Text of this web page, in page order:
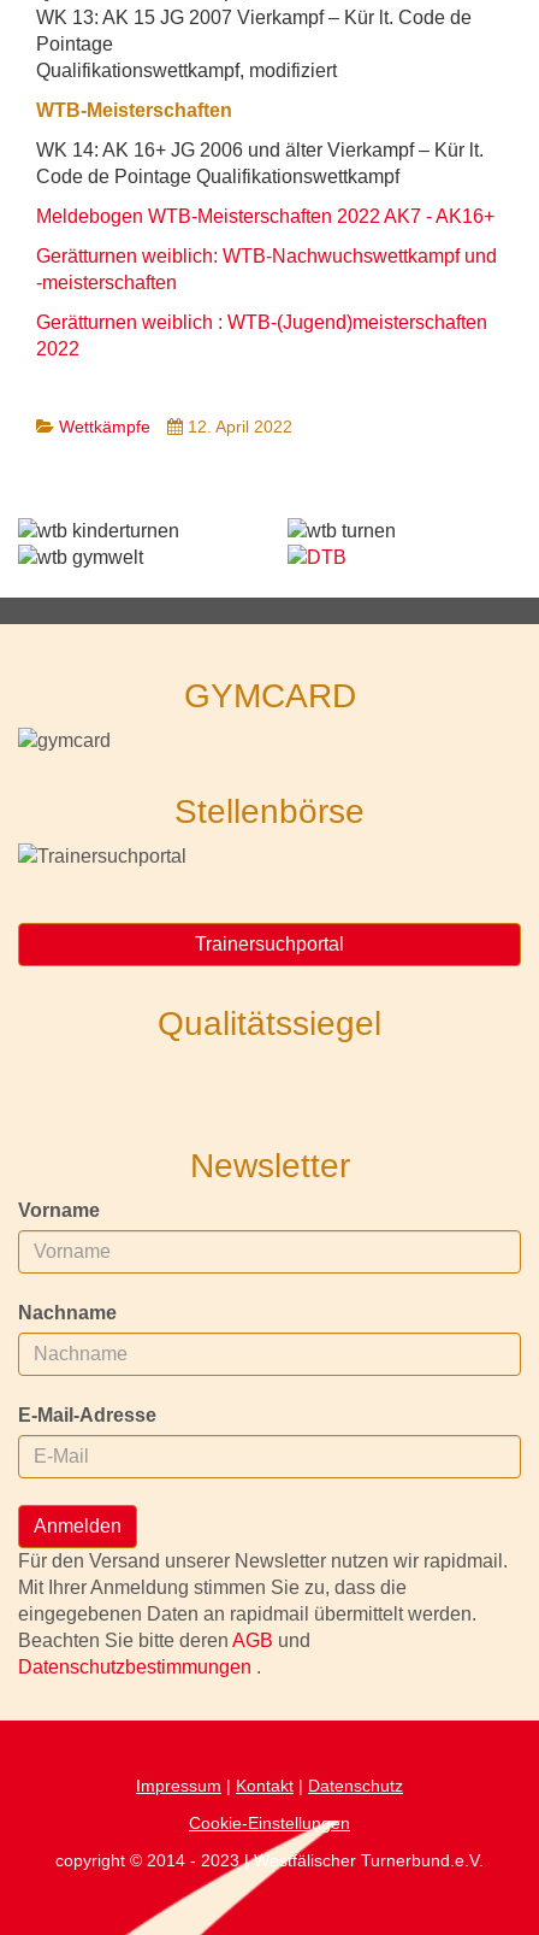
WK 13: AK 15 JG 2007 Vierkampf – Kür lt. Code de
Pointage
Qualifikationswettkampf, modifiziert
WTB-Meisterschaften
WK 14: AK 16+ JG 2006 und älter Vierkampf – Kür lt.
Code de Pointage Qualifikationswettkampf
Meldebogen WTB-Meisterschaften 2022 AK7 - AK16+
Gerätturnen weiblich: WTB-Nachwuchswettkampf und
-meisterschaften
Gerätturnen weiblich : WTB-(Jugend)meisterschaften
2022
Wettkämpfe 12. April 2022
GYMCARD
Stellenbörse
Trainersuchportal
Qualitätssiegel
Newsletter
Vorname
Nachname
E-Mail-Adresse
Anmelden
Für den Versand unserer Newsletter nutzen wir rapidmail.
Mit Ihrer Anmeldung stimmen Sie zu, dass die
eingegebenen Daten an rapidmail übermittelt werden.
Beachten Sie bitte deren AGB und
Datenschutzbestimmungen .
Impressum | Kontakt | Datenschutz
Cookie-Einstellungen
copyright © 2014 - 2023 | Westfälischer Turnerbund.e.V.